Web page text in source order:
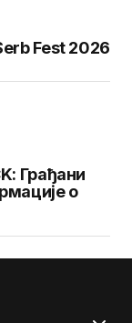
Fest 2026
Грађани
о